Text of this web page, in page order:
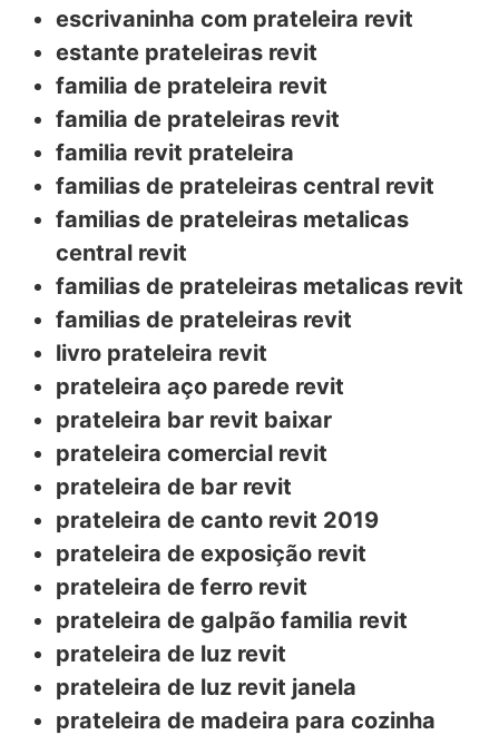
escrivaninha com prateleira revit
estante prateleiras revit
familia de prateleira revit
familia de prateleiras revit
familia revit prateleira
familias de prateleiras central revit
familias de prateleiras metalicas
central revit
familias de prateleiras metalicas revit
familias de prateleiras revit
livro prateleira revit
prateleira aço parede revit
prateleira bar revit baixar
prateleira comercial revit
prateleira de bar revit
prateleira de canto revit 2019
prateleira de exposição revit
prateleira de ferro revit
prateleira de galpão familia revit
prateleira de luz revit
prateleira de luz revit janela
prateleira de madeira para cozinha